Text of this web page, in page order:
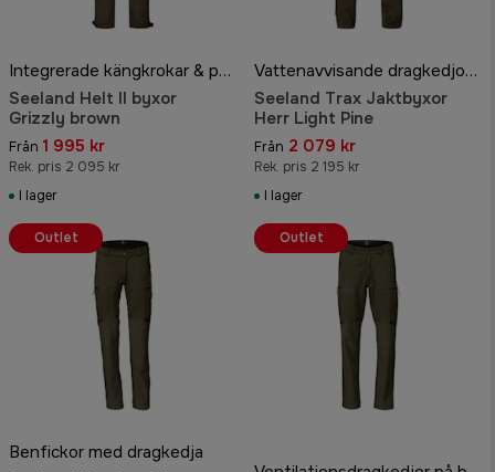
Integrerade kängkrokar & patronhållare
Seeland Helt II byxor
Grizzly brown
Från 1 995 kr
Rek. pris 2 095 kr
I lager
Vattenavvisande dragkedjor i sidfickor
Seeland Trax Jaktbyxor
Herr Light Pine
Från 2 079 kr
Rek. pris 2 195 kr
I lager
Benfickor med dragkedja
Outlet Outlet